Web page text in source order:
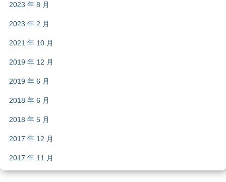
2023 年 8 月
2023 年 2 月
2021 年 10 月
2019 年 12 月
2019 年 6 月
2018 年 6 月
2018 年 5 月
2017 年 12 月
2017 年 11 月